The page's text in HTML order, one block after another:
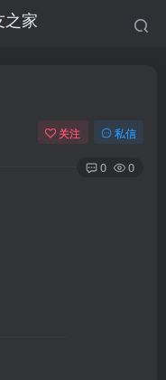
关注 私信
0 0